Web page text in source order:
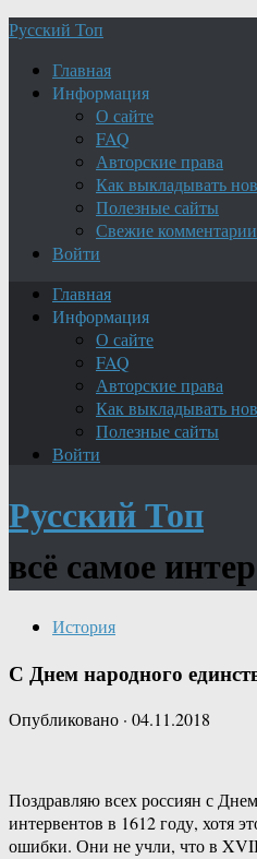
Русский Топ
Главная
Информация
О сайте
FAQ
Авторские права
Как выкладывать
Полезные сайты
Свежие комментарии
Войти
Главная
Информация
О сайте
FAQ
Авторские права
Как выкладывать
Полезные сайты
Войти
Русский Топ
всё самое
История
С Днем народного
Опубликовано · 04.11.2018
Поздравляю всех россиян с
интервентов в 1612 году, хотя
ошибки. Они не учли, что в XVII